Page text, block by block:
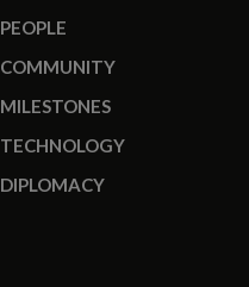
PEOPLE
COMMUNITY
MILESTONES
TECHNOLOGY
DIPLOMACY